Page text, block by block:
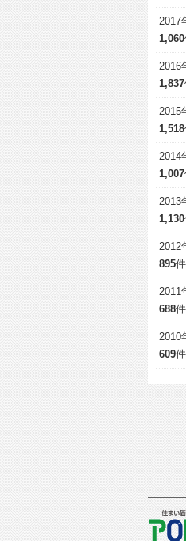
2017
1,060
2016
1,837
2015
1,518
2014
1,007
2013
1,130
2012
895
2011
688
2010
609